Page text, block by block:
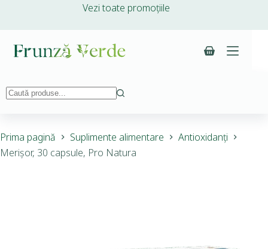
Vezi toate promoțiile
Prima pagină Suplimente alimentare
Antioxidanți
Merișor, 30 capsule, Pro Natura